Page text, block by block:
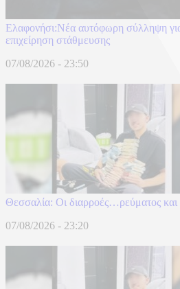
Ελαφονήσι:Νέα αυτόφωρη σύλληψη για
επιχείρηση στάθμευσης
07/08/2026 - 23:50
Θεσσαλία: Οι διαρροές…ρεύματος και
07/08/2026 - 23:20